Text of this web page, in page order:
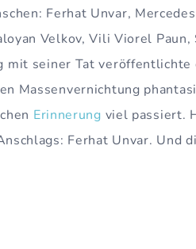
Ferhat Unvar,
Velkov, Vili Viorel Paun,
mit seiner Tat
Massenvernichtung
Erinnerung viel passiert.
Ferhat Unvar. Und